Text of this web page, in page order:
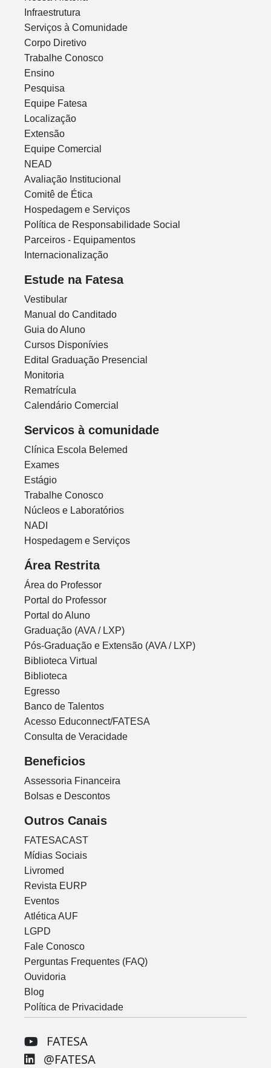
Infraestrutura
Serviços à Comunidade
Corpo Diretivo
Trabalhe Conosco
Ensino
Pesquisa
Equipe Fatesa
Localização
Extensão
Equipe Comercial
NEAD
Avaliação Institucional
Comitê de Ética
Hospedagem e Serviços
Política de Responsabilidade Social
Parceiros - Equipamentos
Internacionalização
Estude na Fatesa
Vestibular
Manual do Canditado
Guia do Aluno
Cursos Disponívies
Edital Graduação Presencial
Monitoria
Rematrícula
Calendário Comercial
Servicos à comunidade
Clínica Escola Belemed
Exames
Estágio
Trabalhe Conosco
Núcleos e Laboratórios
NADI
Hospedagem e Serviços
Área Restrita
Área do Professor
Portal do Professor
Portal do Aluno
Graduação (AVA / LXP)
Pós-Graduação e Extensão (AVA / LXP)
Biblioteca Virtual
Biblioteca
Egresso
Banco de Talentos
Acesso Educonnect/FATESA
Consulta de Veracidade
Beneficios
Assessoria Financeira
Bolsas e Descontos
Outros Canais
FATESACAST
Mídias Sociais
Livromed
Revista EURP
Eventos
Atlética AUF
LGPD
Fale Conosco
Perguntas Frequentes (FAQ)
Ouvidoria
Blog
Política de Privacidade
FATESA
@FATESA